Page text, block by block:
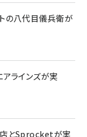
の八代目儀兵衛が
ラインズが実
店とSprocketが実